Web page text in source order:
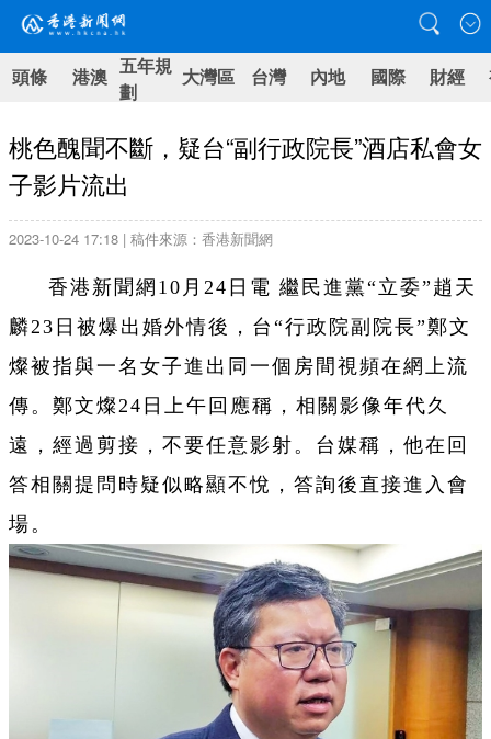
頭條 港澳 五年規
劃
大灣區 台灣 內地 國際 財經
桃色醜聞不斷，疑台“副行政院長”酒店私會女
子影片流出
2023-10-24 17:18 | 稿件來源：香港新聞網
香港新聞網10月24日電 繼民進黨“立委”趙天
麟23日被爆出婚外情後，台“行政院副院長”鄭文
燦被指與一名女子進出同一個房間視頻在網上流
傳。鄭文燦24日上午回應稱，相關影像年代久
遠，經過剪接，不要任意影射。台媒稱，他在回
答相關提問時疑似略顯不悅，答詢後直接進入會
場。